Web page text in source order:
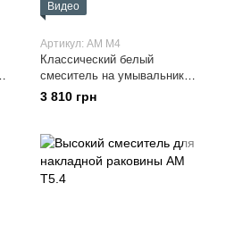
Видео
Артикул: AM M4
Классический белый
смеситель на умывальник
Ametist AM M4
3 810 грн